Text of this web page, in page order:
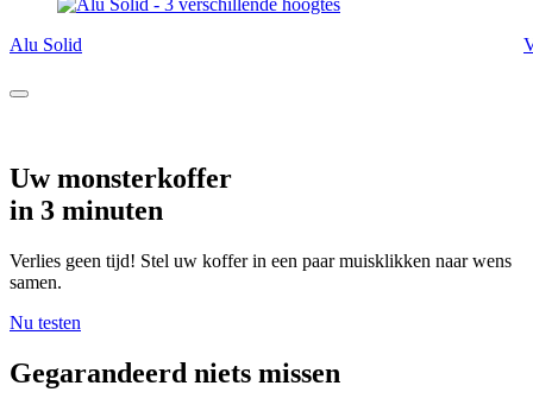
Alu Solid
Uw monsterkoffer
in 3 minuten
Verlies geen tijd! Stel uw koffer in een paar muisklikken naar wens
samen.
Nu testen
Gegarandeerd niets missen